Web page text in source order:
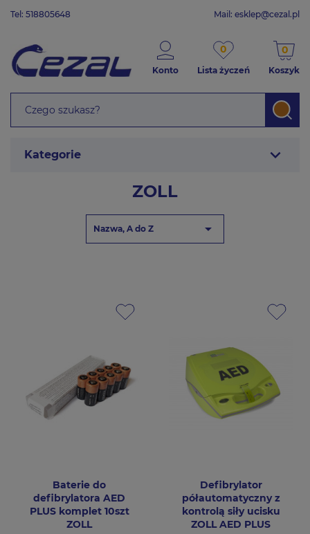
Tel: 518805648 Mail: esklep@cezal.pl
Konto
0
Lista życzeń
0
Koszyk
Kategorie expand_more
ZOLL
Nazwa, A do Z 
Baterie do
defibrylatora AED
PLUS komplet 10szt
ZOLL
Defibrylator
półautomatyczny z
kontrolą siły ucisku
ZOLL AED PLUS